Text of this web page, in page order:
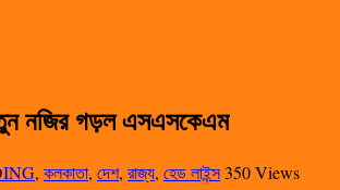
নজির গড়ল এসএসকেএম
, কলকাতা, দেশ, রাজ্য, হেড লাইন্স350 Views